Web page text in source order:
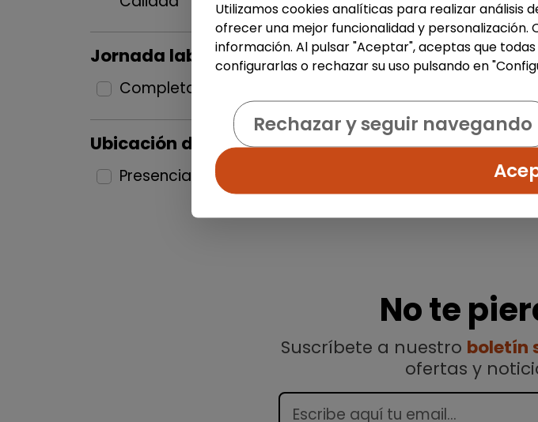
Jornada laboral
Completa
Ubicación del puesto
Presencial
No te
Suscríbete a nuestro boletín
ofertas y
Utilizamos cookies analíticas para realizar análisis
ofrecer una mejor funcionalidad y personalización.
información. Al pulsar "Aceptar", aceptas que
configurarlas o rechazar su uso pulsando en
Rechazar y seguir navegando